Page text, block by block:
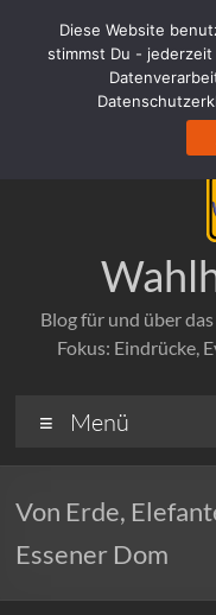
springen
Blog für und über
Fokus: Eindrücke,
Menü
Von Erde,
Essener Dom
Diese Website
stimmst Du -